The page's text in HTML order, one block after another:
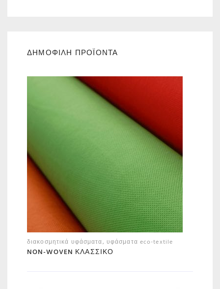
ΔΗΜΟΦΙΛΗ ΠΡΟΪΟΝΤΑ
διακοσμητικά υφάσματα, υφάσματα eco-textile
NON-WOVEN ΚΛΑΣΣΙΚΌ